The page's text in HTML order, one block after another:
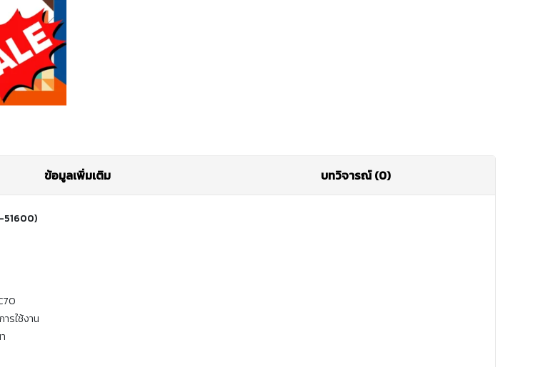
ข้อมูลเพิ่มเติม บทวิจารณ์ (0)
51600)
รใช้งาน